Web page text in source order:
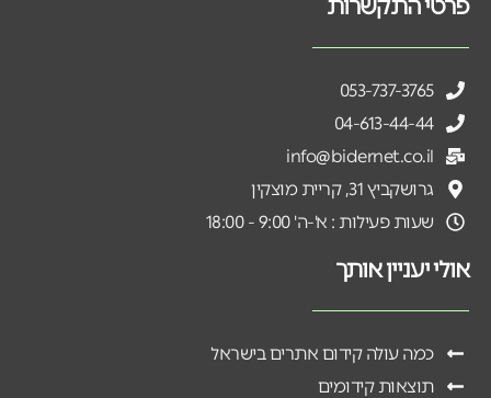
פרטי התקשרות
053-737-3765
04-613-44-44
info@bidernet.co.il
גרושקביץ 31, קריית מוצקין
שעות פעילות : א'-ה' 9:00 - 18:00
אולי יעניין אותך
כמה עולה קידום אתרים בישראל
תוצאות קידומים